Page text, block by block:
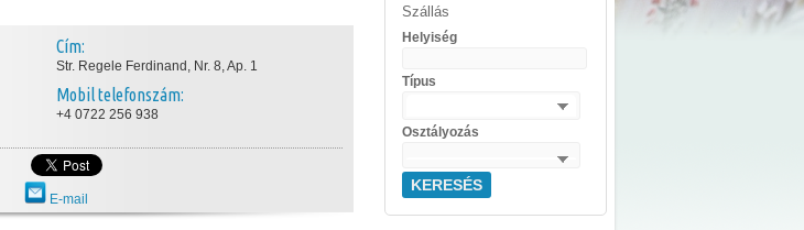
Cím:
Str. Regele Ferdinand, Nr. 8, Ap. 1
Mobil telefonszám:
+4 0722 256 938
E-mail
Szállás
Helyiség
Típus
Osztályozás
KERESÉS